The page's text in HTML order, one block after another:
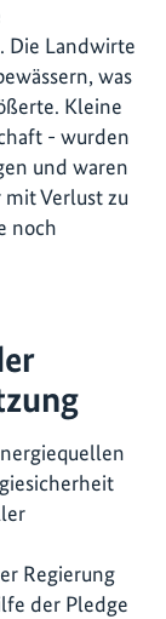
Die Landwirte
was
Kleine
- wurden
und waren
Verlust zu
noch
Regierung
der Pledge